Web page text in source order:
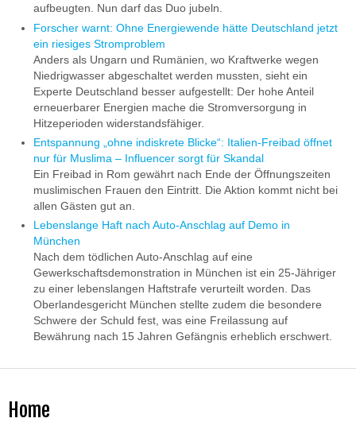
aufbeugten. Nun darf das Duo jubeln.
Forscher warnt: Ohne Energiewende hätte Deutschland jetzt
ein riesiges Stromproblem
Anders als Ungarn und Rumänien, wo Kraftwerke wegen
Niedrigwasser abgeschaltet werden mussten, sieht ein
Experte Deutschland besser aufgestellt: Der hohe Anteil
erneuerbarer Energien mache die Stromversorgung in
Hitzeperioden widerstandsfähiger.
Entspannung „ohne indiskrete Blicke“: Italien-Freibad öffnet
nur für Muslima – Influencer sorgt für Skandal
Ein Freibad in Rom gewährt nach Ende der Öffnungszeiten
muslimischen Frauen den Eintritt. Die Aktion kommt nicht bei
allen Gästen gut an.
Lebenslange Haft nach Auto-Anschlag auf Demo in
München
Nach dem tödlichen Auto-Anschlag auf eine
Gewerkschaftsdemonstration in München ist ein 25-Jähriger
zu einer lebenslangen Haftstrafe verurteilt worden. Das
Oberlandesgericht München stellte zudem die besondere
Schwere der Schuld fest, was eine Freilassung auf
Bewährung nach 15 Jahren Gefängnis erheblich erschwert.
Home